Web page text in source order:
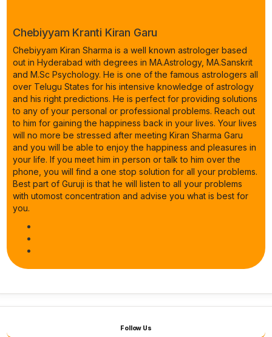
Chebiyyam Kranti Kiran Garu
Chebiyyam Kiran Sharma is a well known astrologer based
out in Hyderabad with degrees in MA.Astrology, MA.Sanskrit
and M.Sc Psychology. He is one of the famous astrologers all
over Telugu States for his intensive knowledge of astrology
and his right predictions. He is perfect for providing solutions
to any of your personal or professional problems. Reach out
to him for gaining the happiness back in your lives. Your lives
will no more be stressed after meeting Kiran Sharma Garu
and you will be able to enjoy the happiness and pleasures in
your life. If you meet him in person or talk to him over the
phone, you will find a one stop solution for all your problems.
Best part of Guruji is that he will listen to all your problems
with utomost concentration and advise you what is best for
you.
Follow Us